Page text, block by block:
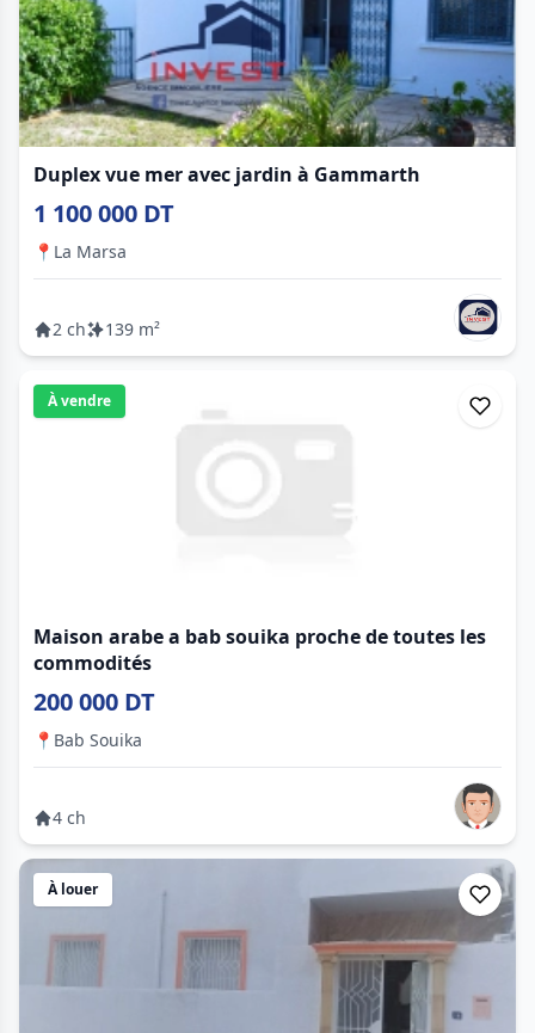
Duplex vue mer avec jardin à Gammarth
1 100 000 DT
📍 La Marsa
2 ch 139 m²
À vendre
Maison arabe a bab souika proche de toutes les
commodités
200 000 DT
📍 Bab Souika
4 ch
À louer